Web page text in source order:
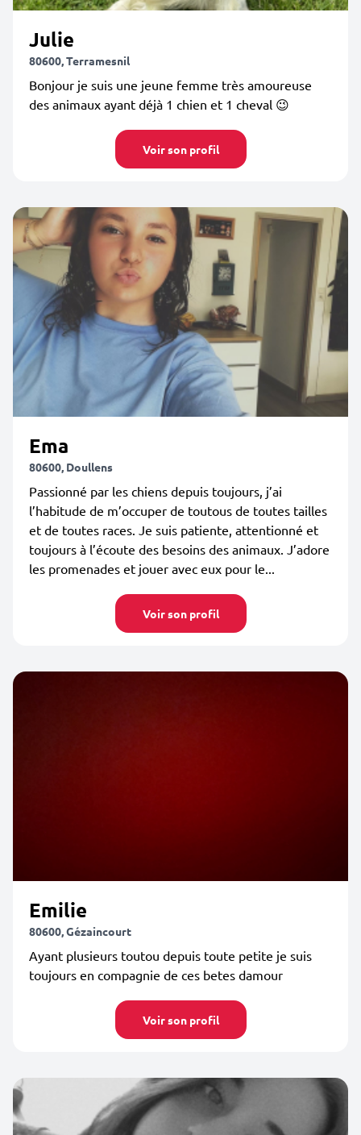
Julie
80600, Terramesnil
Bonjour je suis une jeune femme très amoureuse
des animaux ayant déjà 1 chien et 1 cheval 😉
Voir son profil
Ema
80600, Doullens
Passionné par les chiens depuis toujours, j’ai
l’habitude de m’occuper de toutous de toutes tailles
et de toutes races. Je suis patiente, attentionné et
toujours à l’écoute des besoins des animaux. J’adore
les promenades et jouer avec eux pour le...
Voir son profil
Emilie
80600, Gézaincourt
Ayant plusieurs toutou depuis toute petite je suis
toujours en compagnie de ces betes damour
Voir son profil